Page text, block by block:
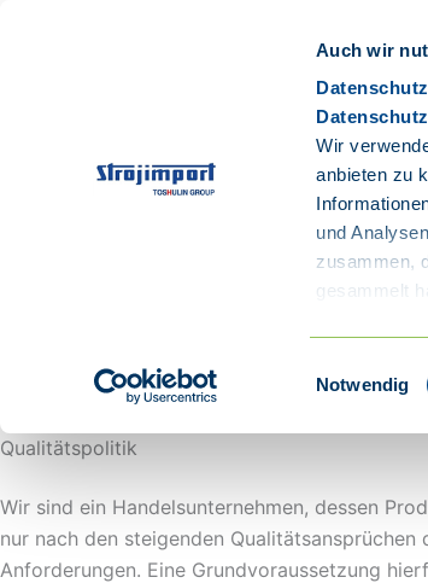
Auch wir
Wir
anbieten zu
und
zusammen,
gesammelt
Notwendig
StrojimportÜber unsQualitätspolitikProdukte
Qualitätspolitik
Wir sind ein Handelsunternehmen, dessen
nur nach den steigenden
Anforderungen. Eine Grundvoraussetzung